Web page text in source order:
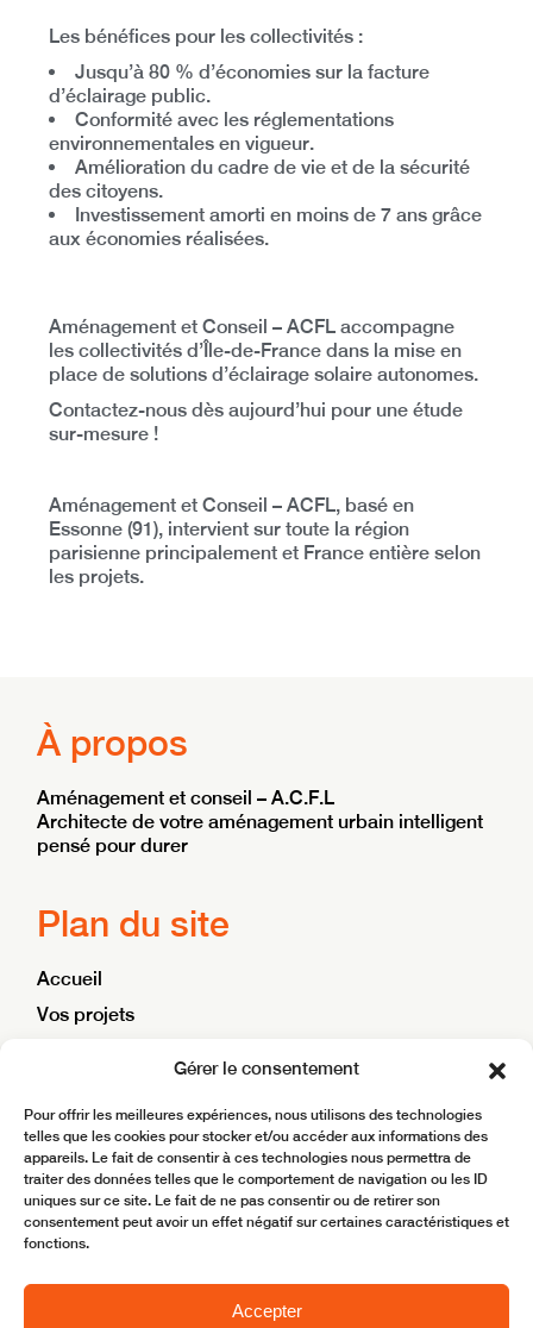
Gérer le consentement
Pour offrir les meilleures expériences, nous utilisons des technologies
telles que les cookies pour stocker et/ou accéder aux informations des
appareils. Le fait de consentir à ces technologies nous permettra de
traiter des données telles que le comportement de navigation ou les ID
uniques sur ce site. Le fait de ne pas consentir ou de retirer son
consentement peut avoir un effet négatif sur certaines caractéristiques et
fonctions.
Accepter
Les bénéfices pour les collectivités :
Jusqu’à 80 % d’économies sur la facture
d’éclairage public.
Conformité avec les réglementations
environnementales en vigueur.
Amélioration du cadre de vie et de la sécurité
des citoyens.
Investissement amorti en moins de 7 ans grâce
aux économies réalisées.
Aménagement et Conseil – ACFL accompagne
les collectivités d’Île-de-France dans la mise en
place de solutions d’éclairage solaire autonomes.
Contactez-nous dès aujourd’hui pour une étude
sur-mesure !
Aménagement et Conseil – ACFL, basé en
Essonne (91), intervient sur toute la région
parisienne principalement et France entière selon
les projets.
À propos
Aménagement et conseil – A.C.F.L
Architecte de votre aménagement urbain intelligent
pensé pour durer
Plan du site
Accueil
Vos projets
Contact
Site réalisé parBoostMyBiz
Copyright © 2025 ACFL – Aménagement Conseil
Mentions légales